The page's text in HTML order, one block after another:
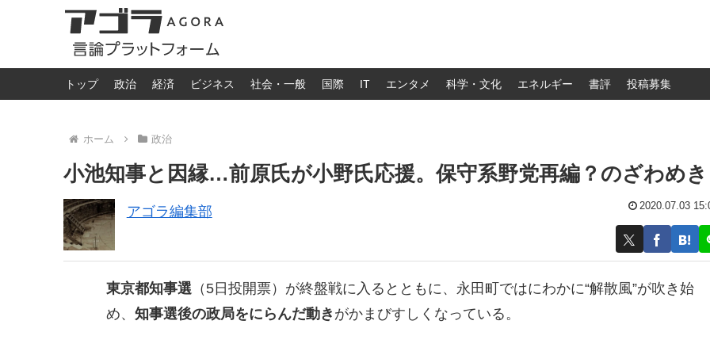
トップ 政治 経済 ビジネス 社会・一般 国際 IT エンタメ 科学・文化 エネルギー 書評 投稿募集
ホーム 政治
小池知事と因縁…前原氏が小野氏応援。保守系野党再編？のざわめき
アゴラ編集部 2020.07.03
東京都知事選 （5日投開票）が終盤戦に入るとともに、永田町ではにわかに“解散風”が吹き始
め、 知事選後の政局をにらんだ動き がかまびすしくなっている。